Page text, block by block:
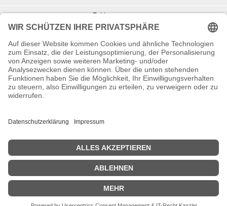
Zahlungsarten
Info zu Elektro- u. Elektronikgeräten
Batterieentsorgung
Informationen zur Echtheit von Kundenbewertungen
© Copyright 2026 Wohnambiente-Shop